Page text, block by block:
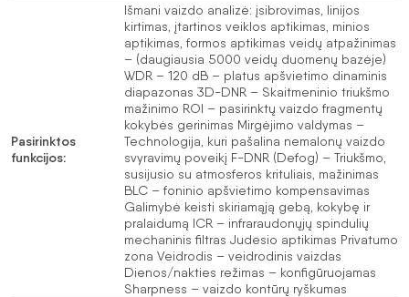
Pasirinktos
funkcijos:
Išmani vaizdo analizė: įsibrovimas, linijos
kirtimas, įtartinos veiklos aptikimas, minios
aptikimas, formos aptikimas veidų atpažinimas
– (daugiausia 5000 veidų duomenų bazėje)
WDR – 120 dB – platus apšvietimo dinaminis
diapazonas 3D-DNR – Skaitmeninio triukšmo
mažinimo ROI – pasirinktų vaizdo fragmentų
kokybės gerinimas Mirgėjimo valdymas –
Technologija, kuri pašalina nemalonų vaizdo
svyravimų poveikį F-DNR (Defog) – Triukšmo,
susijusio su atmosferos krituliais, mažinimas
BLC – foninio apšvietimo kompensavimas
Galimybė keisti skiriamąją gebą, kokybę ir
pralaidumą ICR – infraraudonųjų spindulių
mechaninis filtras Judesio aptikimas Privatumo
zona Veidrodis – veidrodinis vaizdas
Dienos/nakties režimas – konfigūruojamas
Sharpness – vaizdo kontūrų ryškumas